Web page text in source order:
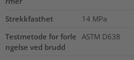
Strekkfasthet 14 MPa
Testmetode for forle
ngelse ved brudd
ASTM D638